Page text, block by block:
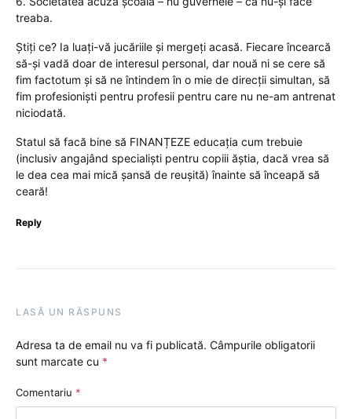
treaba.
Știți ce? Ia luați-vă jucăriile și mergeți acasă. Fiecare încearcă
să-și vadă doar de interesul personal, dar nouă ni se cere să
fim factotum și să ne întindem în o mie de direcții simultan, să
fim profesioniști pentru profesii pentru care nu ne-am antrenat
niciodată.
Statul să facă bine să FINANȚEZE educația cum trebuie
(inclusiv angajând specialiști pentru copiii ăștia, dacă vrea să
le dea cea mai mică șansă de reușită) înainte să înceapă să
ceară!
Reply
LASĂ UN RĂSPUNS
Adresa ta de email nu va fi publicată. Câmpurile obligatorii
sunt marcate cu *
Comentariu *